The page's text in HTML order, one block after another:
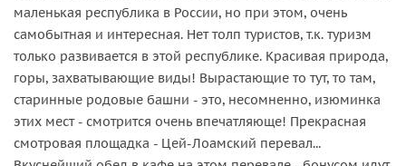
маленькая республика в России, но при этом, очень
самобытная и интересная. Нет толп туристов, т.к. туризм
только развивается в этой республике. Красивая природа,
горы, захватывающие виды! Вырастающие то тут, то там,
старинные родовые башни - это, несомненно, изюминка
этих мест - смотрится очень впечатляюще! Прекрасная
смотровая площадка - Цей-Лоамский перевал...